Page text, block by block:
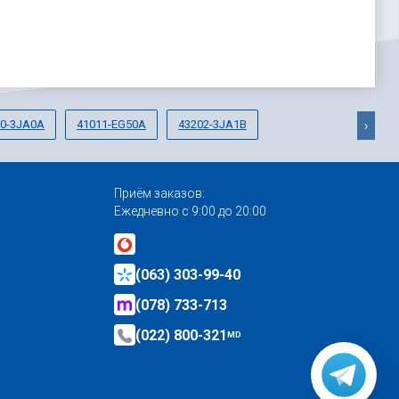
3JA0A 41011-EG50A 43202-3JA1B ›
Приём заказов:
Ежедневно с 9:00 до 20:00
(063) 303-99-40
(078) 733-713
(022) 800-321MD